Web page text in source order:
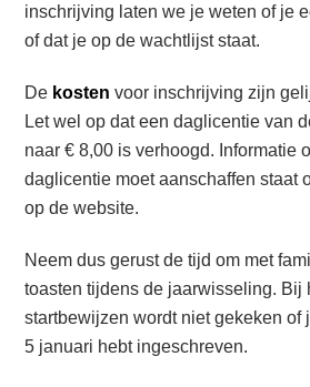
inschrijving laten we je weten of je
of dat je op de wachtlijst staat.
De kosten voor inschrijving zijn
Let wel op dat een daglicentie van
naar € 8,00 is verhoogd. Informatie
daglicentie moet aanschaffen staat
op de website.
Neem dus gerust de tijd om met
toasten tijdens de jaarwisseling. Bij
startbewijzen wordt niet gekeken of
5 januari hebt ingeschreven.